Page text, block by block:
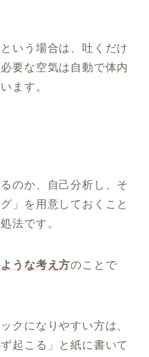
いう場合は、吐くだけ
要な空気は自動で体内
ます。
のか、自己分析し、そ
」を用意しておくこと
法です。
うな考え方のことで
クになりやすい方は、
起こる」と紙に書いて